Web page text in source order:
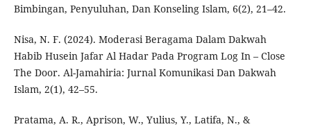
Bimbingan, Penyuluhan, Dan Konseling Islam, 6(2), 21–42.
Nisa, N. F. (2024). Moderasi Beragama Dalam Dakwah
Habib Husein Jafar Al Hadar Pada Program Log In – Close
The Door. Al-Jamahiria: Jurnal Komunikasi Dan Dakwah
Islam, 2(1), 42–55.
Pratama, A. R., Aprison, W., Yulius, Y., Latifa, N., &